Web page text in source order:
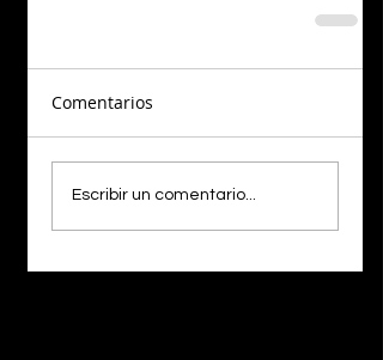
Comentarios
Escribir un comentario...